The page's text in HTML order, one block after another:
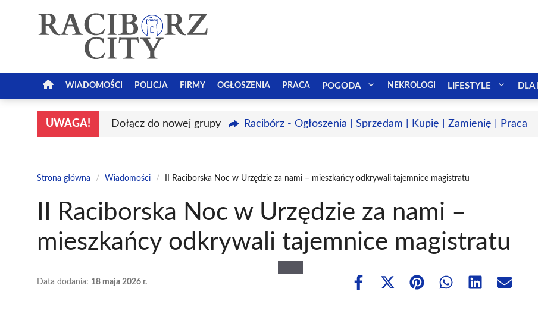
WIADOMOŚCI POLICJA FIRMY OGŁOSZENIA PRACA POGODA NEKROLOGI LIFESTYLE
UWAGA! Dołącz do nowej grupy Racibórz - Ogłoszenia | Sprzedam | Kupię | Zamienię | Praca
Strona główna / Wiadomości / II Raciborska Noc w Urzędzie za nami – mieszkańcy odkrywali tajemnice magistratu
II Raciborska Noc w Urzędzie za nami –
mieszkańcy odkrywali tajemnice magistratu
Data dodania: 18 maja 2026 r.
Share
Share
(Twitter)
Share Share Share Share